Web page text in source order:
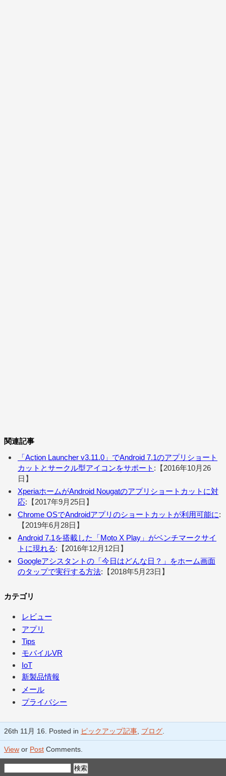
関連記事
「Action Launcher v3.11.0」でAndroid 7.1のアプリショート
カットとサークル型アイコンをサポート :【2016年10月26
日】
XperiaホームがAndroid Nougatのアプリショートカットに対
応:【2017年9月25日】
Chrome OSでAndroidアプリのショートカットが利用可能に:
【2019年6月28日】
Android 7.1を搭載した「Moto X Play」がベンチマークサイ
トに現れる:【2016年12月12日】
Googleアシスタントの「今日はどんな日？」をホーム画面
のタップで実行する方法:【2018年5月23日】
カテゴリ
レビュー
アプリ
Tips
モバイルVR
IoT
新製品情報
メール
プライバシー
26th 11月 16. Posted in ピックアップ記事 ブログ
View or Post Comments.